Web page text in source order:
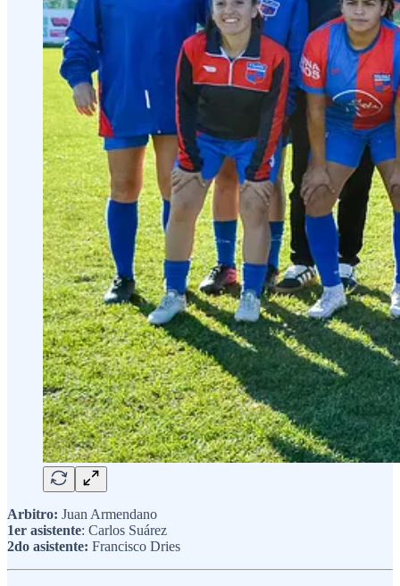
Arbitro: Juan Armendano
1er asistente: Carlos Suárez
2do asistente: Francisco Dries